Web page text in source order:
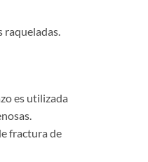
es utilizada
fractura de